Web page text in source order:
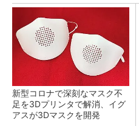
新型コロナで深刻なマスク不
足を3Dプリンタで解消、イグ
アスが3Dマスクを開発